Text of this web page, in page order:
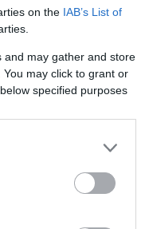
on the IAB’s List of
and may gather and store
may click to grant or
specified purposes